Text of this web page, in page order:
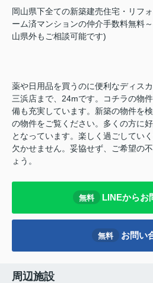
岡山県下全ての新築建売住宅・リフ
ーム済マンションの仲介手数料無料
山県外もご相談可能です)
薬や日用品を買うのに便利なディス
三浜店まで、24mです。コチラの物
備も充実しています。新築の物件を
の物件をご覧ください。多くの方に
となっています。楽しく過ごしてい
欠かせません。妥協せず、ご希望の
ょう。
無料 LINEからお
無料 お問い
周辺施設